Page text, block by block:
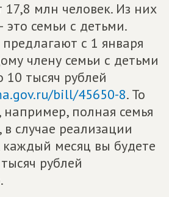
17,8 млн человек. Из них
это семьи с детьми.
с 1 января
члену семьи с детьми
10 тысяч рублей
bill/45650-8. То
например, полная семья
случае реализации
каждый месяц вы будете
рублей